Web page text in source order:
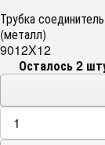
Трубка
(металл)
9012X12
Осталось 2